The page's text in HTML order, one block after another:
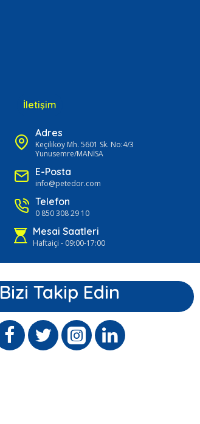
İletişim
Adres
Keçiliköy Mh. 5601 Sk. No:4/3
Yunusemre/MANİSA
E-Posta
info@petedor.com
Telefon
0 850 308 29 10
Mesai Saatleri
Haftaiçi - 09:00-17:00
Bizi Takip Edin